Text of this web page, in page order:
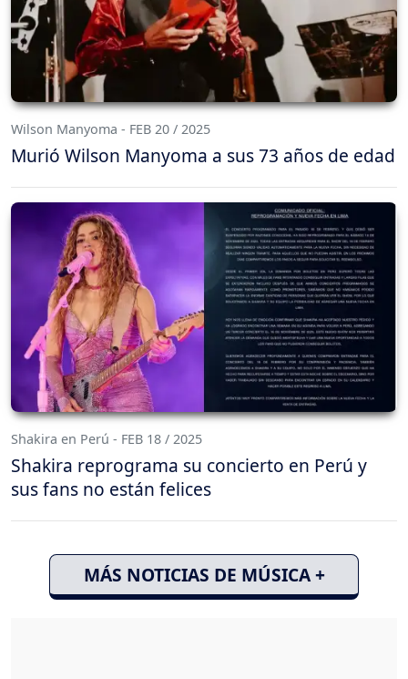
Wilson Manyoma - FEB 20 / 2025
Murió Wilson Manyoma a sus 73 años de edad
Shakira en Perú - FEB 18 / 2025
Shakira reprograma su concierto en Perú y
sus fans no están felices
MÁS NOTICIAS DE MÚSICA +